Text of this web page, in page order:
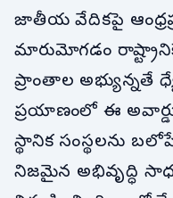
జాతీయ వేదికపై
మారుమోగడం
ప్రాంతాల అభ్యున్నతే
ప్రయాణంలో ఈ
స్థానిక సంస్థలను
నిజమైన అభివృద్ధి